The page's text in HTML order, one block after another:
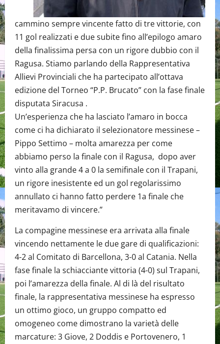
cammino sempre vincente fatto di tre vittorie, con
11 gol realizzati e due subite fino all’epilogo amaro
della finalissima persa con un rigore dubbio con il
Ragusa. Stiamo parlando della Rappresentativa
Allievi Provinciali che ha partecipato all’ottava
edizione del Torneo “P.P. Brucato” con la fase finale
disputata Siracusa .
Un’esperienza che ha lasciato l’amaro in bocca
come ci ha dichiarato il selezionatore messinese –
Pippo Settimo – molta amarezza per come
abbiamo perso la finale con il Ragusa, dopo aver
vinto alla grande 4 a 0 la semifinale con il Trapani,
un rigore inesistente ed un gol regolarissimo
annullato ci hanno fatto perdere 1a finale che
meritavamo di vincere.”
La compagine messinese era arrivata alla finale
vincendo nettamente le due gare di qualificazioni:
4-2 al Comitato di Barcellona, 3-0 al Catania. Nella
fase finale la schiacciante vittoria (4-0) sul Trapani,
poi l’amarezza della finale. Al di là del risultato
finale, la rappresentativa messinese ha espresso
un ottimo gioco, un gruppo compatto ed
omogeneo come dimostrano la varietà delle
marcature: 3 Giove, 2 Doddis e Portovenero, 1